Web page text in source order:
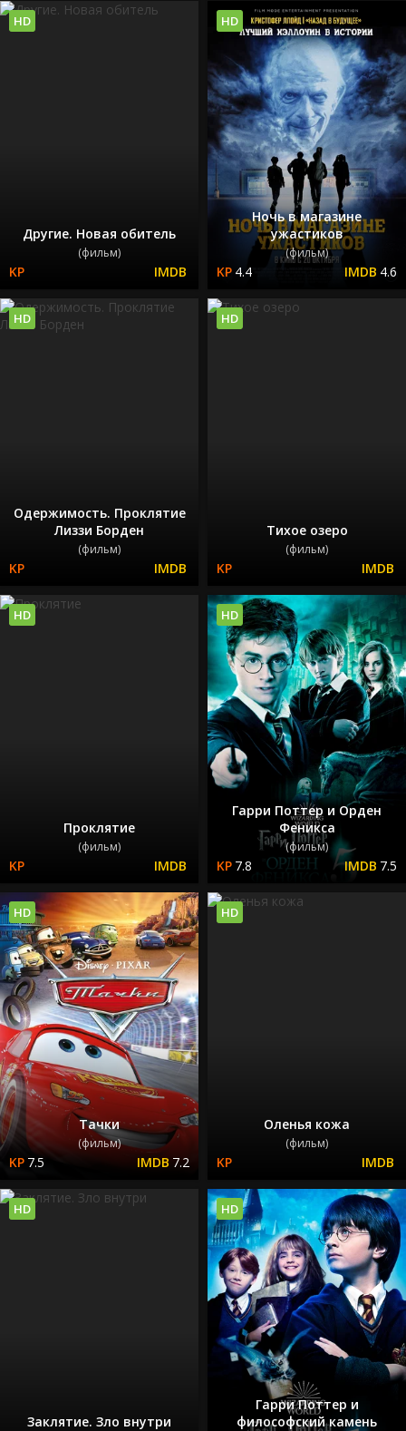
Другие. Новая обитель
(фильм)
HD
Ночь в магазине
ужастиков
(фильм)
4.4 4.6
HD
Одержимость. Проклятие
Лиззи Борден
(фильм)
HD
Тихое озеро
(фильм)
HD
Проклятие
(фильм)
HD
Гарри Поттер и Орден
Феникса
(фильм)
7.8 7.5
HD
Тачки
(фильм)
7.5 7.2
HD
Оленья кожа
(фильм)
HD
Заклятие. Зло внутри
HD
Гарри Поттер и
философский камень
HD